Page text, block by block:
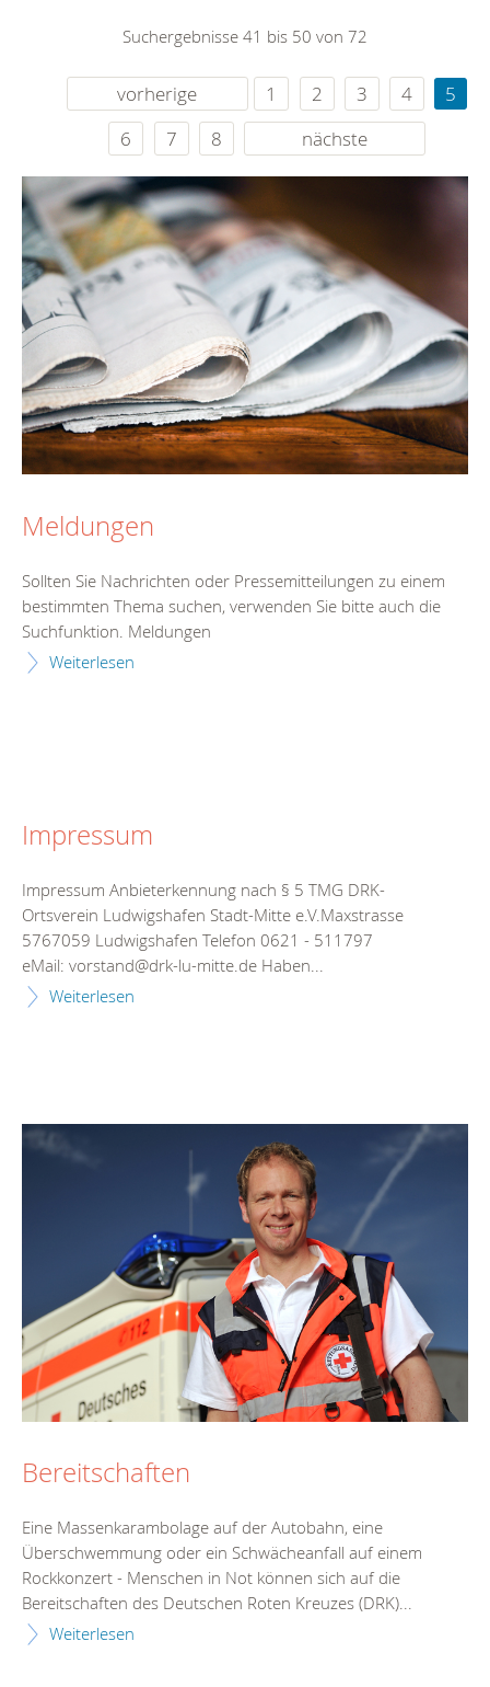
Suchergebnisse 41 bis 50 von 72
vorherige 1 2 3 4
5
6
7 8 nächste
Meldungen
Sollten Sie Nachrichten oder Pressemitteilungen zu einem
bestimmten Thema suchen, verwenden Sie bitte auch die
Suchfunktion. Meldungen
Weiterlesen
Impressum
Impressum Anbieterkennung nach § 5 TMG DRK-
Ortsverein Ludwigshafen Stadt-Mitte e.V.Maxstrasse
5767059 Ludwigshafen Telefon 0621 - 511797
eMail: vorstand@drk-lu-mitte.de Haben...
Weiterlesen
Bereitschaften
Eine Massenkarambolage auf der Autobahn, eine
Überschwemmung oder ein Schwächeanfall auf einem
Rockkonzert - Menschen in Not können sich auf die
Bereitschaften des Deutschen Roten Kreuzes (DRK)...
Weiterlesen